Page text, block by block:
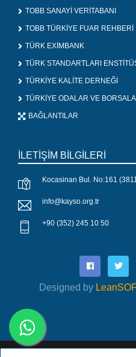
TOBB SANAYİ VERİTABANI
TOBB TÜRKİYE FUAR REHBERİ
TÜRK EXİMBANK
TÜRK STANDARTLARI
TÜRKİYE KALİTE DERNEĞİ
TÜRKİYE ODALAR VE
BAĞLANTILAR
İLETİŞİM BİLGİLERİ
Kocasinan Bul. No:161
info@kayso.org.tr
+90 (352) 245 10 50
Designed by